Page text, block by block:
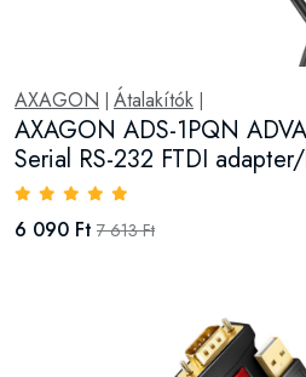
AXAGON Átalakítók
AXAGON ADS-1PQN
Serial RS-232 FTDI
6 090 Ft 7 613 Ft